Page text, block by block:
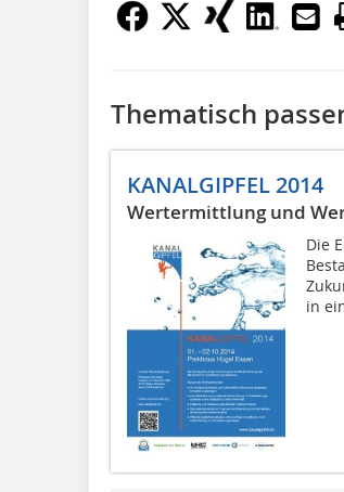
Thematisch
KANALGIPFEL 2014
Wertermittlung und
Die
in